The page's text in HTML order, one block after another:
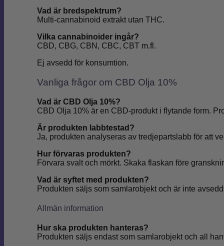
Vad är bredspektrum?
Multi-cannabinoid extrakt utan THC.
Vilka cannabinoider ingår?
CBD, CBG, CBN, CBC, CBT m.fl.
Ej avsedd för konsumtion.
Vanliga frågor om CBD Olja 10%
Vad är CBD Olja 10%?
CBD Olja 10% är en CBD-produkt i flytande form.
Är produkten labbtestad?
Ja, produkten analyseras av tredjepartslabb för att
Hur förvaras produkten?
Förvara svalt och mörkt. Skaka flaskan före
Vad är syftet med produkten?
Produkten säljs som samlarobjekt och är inte
Allmän information
Hur ska produkten hanteras?
Produkten säljs endast som samlarobjekt och all